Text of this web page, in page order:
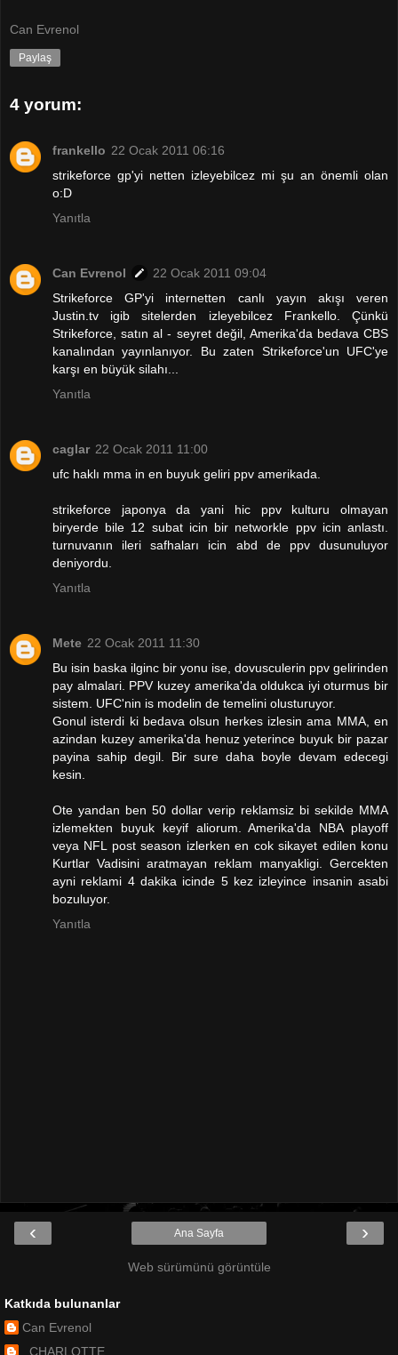
Can Evrenol
Paylaş
4 yorum:
frankello 22 Ocak 2011 06:16
strikeforce gp'yi netten izleyebilcez mi şu an önemli olan
o:D
Yanıtla
Can Evrenol
22 Ocak 2011 09:04
Strikeforce GP'yi internetten canlı yayın akışı veren
Justin.tv igib sitelerden izleyebilcez Frankello. Çünkü
Strikeforce, satın al - seyret değil, Amerika'da bedava CBS
kanalından yayınlanıyor. Bu zaten Strikeforce'un UFC'ye
karşı en büyük silahı...
Yanıtla
caglar 22 Ocak 2011 11:00
ufc haklı mma in en buyuk geliri ppv amerikada.
strikeforce japonya da yani hic ppv kulturu olmayan
biryerde bile 12 subat icin bir networkle ppv icin anlastı.
turnuvanın ileri safhaları icin abd de ppv dusunuluyor
deniyordu.
Yanıtla
Mete 22 Ocak 2011 11:30
Bu isin baska ilginc bir yonu ise, dovusculerin ppv gelirinden
pay almalari. PPV kuzey amerika'da oldukca iyi oturmus bir
sistem. UFC'nin is modelin de temelini olusturuyor.
Gonul isterdi ki bedava olsun herkes izlesin ama MMA, en
azindan kuzey amerika'da henuz yeterince buyuk bir pazar
payina sahip degil. Bir sure daha boyle devam edecegi
kesin.
Ote yandan ben 50 dollar verip reklamsiz bi sekilde MMA
izlemekten buyuk keyif aliorum. Amerika'da NBA playoff
veya NFL post season izlerken en cok sikayet edilen konu
Kurtlar Vadisini aratmayan reklam manyakligi. Gercekten
ayni reklami 4 dakika icinde 5 kez izleyince insanin asabi
bozuluyor.
Yanıtla
‹ ›
Ana Sayfa
Web sürümünü görüntüle
Katkıda bulunanlar
Can Evrenol
_CHARLOTTE_